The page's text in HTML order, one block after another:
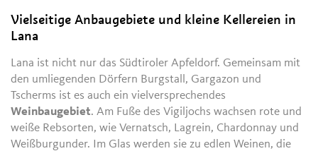
Vielseitige Anbaugebiete und kleine Kellereien in
Lana
Lana ist nicht nur das Südtiroler Apfeldorf. Gemeinsam mit
den umliegenden Dörfern Burgstall, Gargazon und
Tscherms ist es auch ein vielversprechendes
Weinbaugebiet. Am Fuße des Vigiljochs wachsen rote und
weiße Rebsorten, wie Vernatsch, Lagrein, Chardonnay und
Weißburgunder. Im Glas werden sie zu edlen Weinen, die